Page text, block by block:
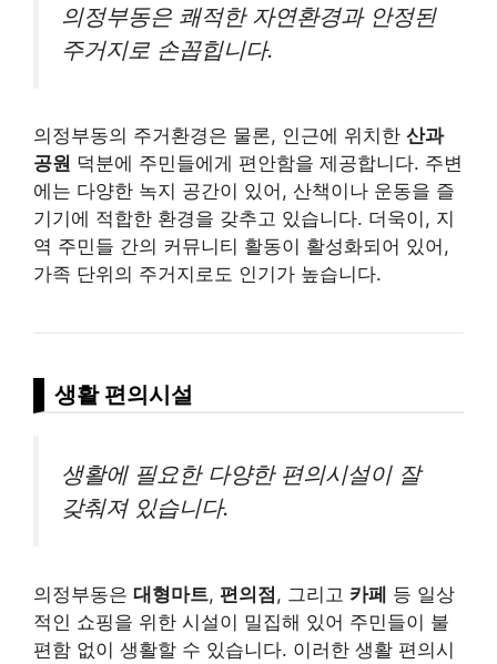
의정부동은 쾌적한 자연환경과 안정된
주거지로 손꼽힙니다.
의정부동의 주거환경은 물론, 인근에 위치한 산과
공원 덕분에 주민들에게 편안함을 제공합니다. 주변
에는 다양한 녹지 공간이 있어, 산책이나 운동을 즐
기기에 적합한 환경을 갖추고 있습니다. 더욱이, 지
역 주민들 간의 커뮤니티 활동이 활성화되어 있어,
가족 단위의 주거지로도 인기가 높습니다.
생활 편의시설
생활에 필요한 다양한 편의시설이 잘
갖춰져 있습니다.
의정부동은 대형마트, 편의점, 그리고 카페 등 일상
적인 쇼핑을 위한 시설이 밀집해 있어 주민들이 불
편함 없이 생활할 수 있습니다. 이러한 생활 편의시